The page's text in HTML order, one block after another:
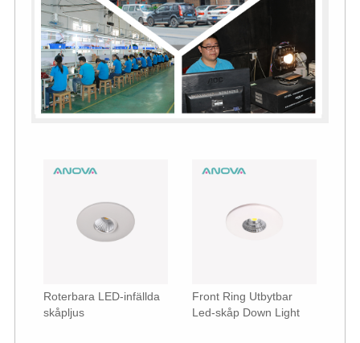
Roterbara LED-infällda
skåpljus
Front Ring Utbytbar
Led-skåp Down Light